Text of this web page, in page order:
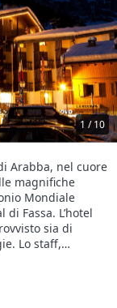
1 / 10
Arabba, nel cuore
magnifiche
Mondiale
di Fassa. L’hotel
sia di
Lo staff,
con
in montagna